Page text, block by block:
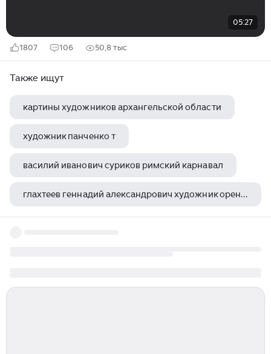
05:27
1807 106 50,8 тыс
Также ищут
картины художников архангельской области
художник панченко т
василий иванович суриков римский карнавал
глахтеев геннадий александрович художник оренбург